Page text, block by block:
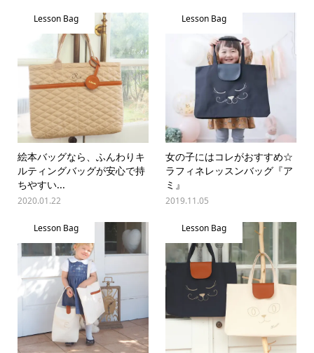
Lesson Bag
絵本バッグなら、ふんわりキ
ルティングバッグが安心で持
ちやすい...
2020.01.22
Lesson Bag
女の子にはコレがおすすめ☆
ラフィネレッスンバッグ『ア
ミ』
2019.11.05
Lesson Bag Lesson Bag